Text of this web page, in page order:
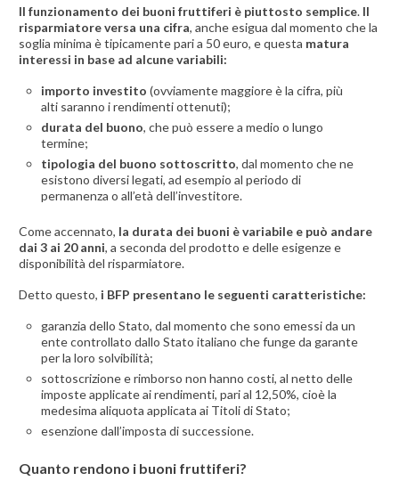
Il funzionamento dei buoni fruttiferi è piuttosto semplice. Il
risparmiatore versa una cifra, anche esigua dal momento che la
soglia minima è tipicamente pari a 50 euro, e questa matura
interessi in base ad alcune variabili:
importo investito (ovviamente maggiore è la cifra, più
alti saranno i rendimenti ottenuti);
durata del buono, che può essere a medio o lungo
termine;
tipologia del buono sottoscritto, dal momento che ne
esistono diversi legati, ad esempio al periodo di
permanenza o all’età dell’investitore.
Come accennato, la durata dei buoni è variabile e può andare
dai 3 ai 20 anni, a seconda del prodotto e delle esigenze e
disponibilità del risparmiatore.
Detto questo, i BFP presentano le seguenti caratteristiche:
garanzia dello Stato, dal momento che sono emessi da un
ente controllato dallo Stato italiano che funge da garante
per la loro solvibilità;
sottoscrizione e rimborso non hanno costi, al netto delle
imposte applicate ai rendimenti, pari al 12,50%, cioè la
medesima aliquota applicata ai Titoli di Stato;
esenzione dall’imposta di successione.
Quanto rendono i buoni fruttiferi?